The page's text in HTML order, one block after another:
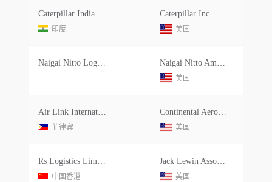
Caterpillar India Pvt.ltd
印度
Caterpillar Inc
美国
Naigai Nitto Logistics
-
Naigai Nitto America Inc.
美国
Air Link International Aviation
菲律宾
Continental Aerospace Technologies
美国
Rs Logistics Limited
中国香港
Jack Lewin Associates Inc.
美国